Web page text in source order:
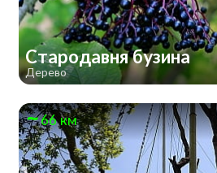
Стародавня бузина
Дерево
66 км